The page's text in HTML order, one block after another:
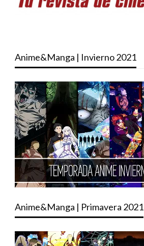
Anime&Manga | Invierno 2021
Anime&Manga | Primavera 2021